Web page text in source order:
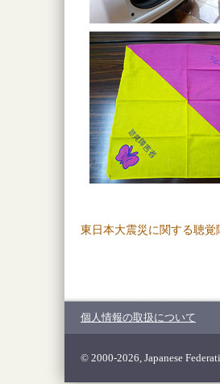
東日本大震災に関する聴
個人情報の取扱について
© 2000-2026, Japanese